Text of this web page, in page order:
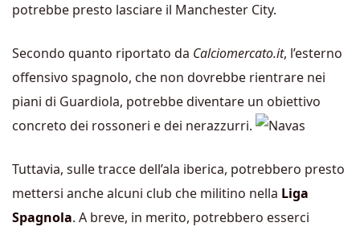
potrebbe presto lasciare il Manchester City.
Secondo quanto riportato da Calciomercato.it, l’esterno
offensivo spagnolo, che non dovrebbe rientrare nei
piani di Guardiola, potrebbe diventare un obiettivo
concreto dei rossoneri e dei nerazzurri.
Tuttavia, sulle tracce dell’ala iberica, potrebbero presto
mettersi anche alcuni club che militino nella Liga
Spagnola. A breve, in merito, potrebbero esserci